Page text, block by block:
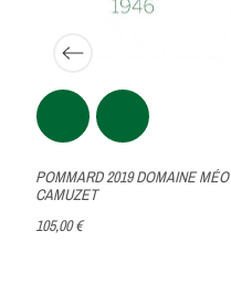
POMMARD 2019 DOMAINE MÉO
CAMUZET
105,00 €